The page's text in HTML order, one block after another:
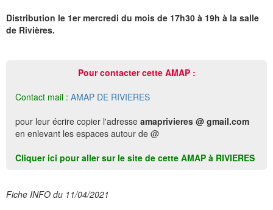
Distribution le 1er mercredi du mois de 17h30 à 19h à la salle
de Rivières.
Pour contacter cette AMAP :
Contact mail : AMAP DE RIVIERES
pour leur écrire copier l'adresse amaprivieres @ gmail.com
en enlevant les espaces autour de @
Cliquer ici pour aller sur le site de cette AMAP à RIVIERES
Fiche INFO du 11/04/2021